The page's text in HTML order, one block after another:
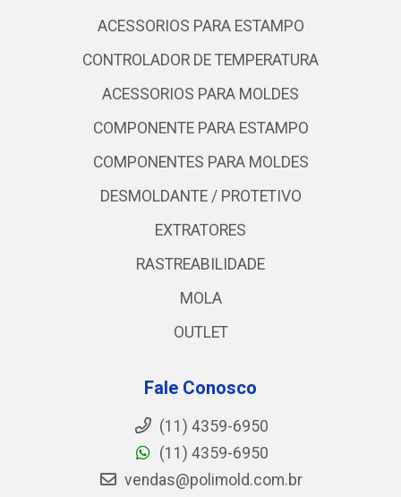
ACESSORIOS PARA ESTAMPO
CONTROLADOR DE TEMPERATURA
ACESSORIOS PARA MOLDES
COMPONENTE PARA ESTAMPO
COMPONENTES PARA MOLDES
DESMOLDANTE / PROTETIVO
EXTRATORES
RASTREABILIDADE
MOLA
OUTLET
Fale Conosco
(11) 4359-6950
(11) 4359-6950
vendas@polimold.com.br